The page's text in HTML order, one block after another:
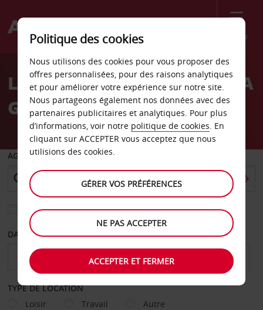
Menu
Welcome
AvisLOCATION DE VOITURE À LA
GARE DE TOULON
AGENCE DE DÉPART
Sélectionnez une autre agence de retour
DATE DE DÉPART DATE DE RETOUR
TYPE DE LOCATION
Loisir
Travail Autre
Politique des cookies
Nous utilisons des cookies pour vous proposer des
offres personnalisées, pour des raisons analytiques
et pour améliorer votre expérience sur notre site.
Nous partageons également nos données avec des
partenaires publicitaires et analytiques. Pour plus
d’informations, voir notre politique de cookies. En
cliquant sur ACCEPTER vous acceptez que nous
utilisions des cookies.
GÉRER VOS PRÉFÉRENCES
NE PAS ACCEPTER
ACCEPTER ET FERMER